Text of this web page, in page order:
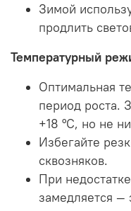
Зимой
продлить
Температурный
Оптимальная
период роста.
+18 °C, но не
Избегайте
сквозняков.
При
замедляется —